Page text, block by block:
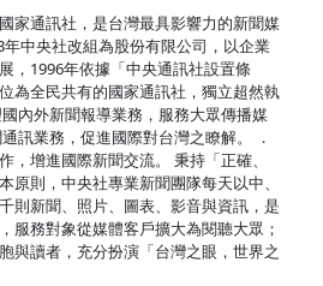
家通訊社，是台灣最具影響力的新聞媒
中央社改組為股份有限公司，以企業
，1996年依據「中央通訊社設置條
為全民共有的國家通訊社，獨立超然執
內外新聞報導業務，服務大眾傳播媒
訊業務，促進國際對台灣之瞭解。 ．
，增進國際新聞交流。 秉持「正確、
原則，中央社專業新聞團隊每天以中、
則新聞、照片、圖表、影音與資訊，是
服務對象從媒體客戶擴大為閱聽大眾；
與讀者，充分扮演「台灣之眼，世界之